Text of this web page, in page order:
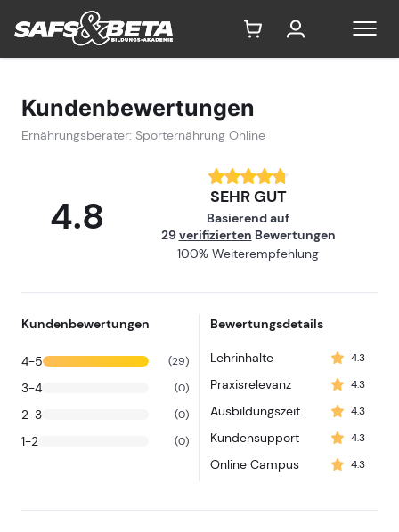
Kundenbewertungen
Ernährungsberater: Sporternährung Online
4.8 SEHR GUT
Basierend auf
29verifizierten Bewertungen
100% Weiterempfehlung
Kundenbewertungen
4-5 (29)
3-4 (0)
2-3 (0)
1-2 (0)
Bewertungsdetails
Lehrinhalte 4.3
Praxisrelevanz 4.3
Ausbildungszeit 4.3
Kundensupport 4.3
Online Campus 4.3